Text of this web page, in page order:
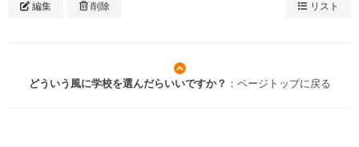
編集 削除 リスト
どういう風に学校を選んだらいいですか？ ：ページトップに戻る